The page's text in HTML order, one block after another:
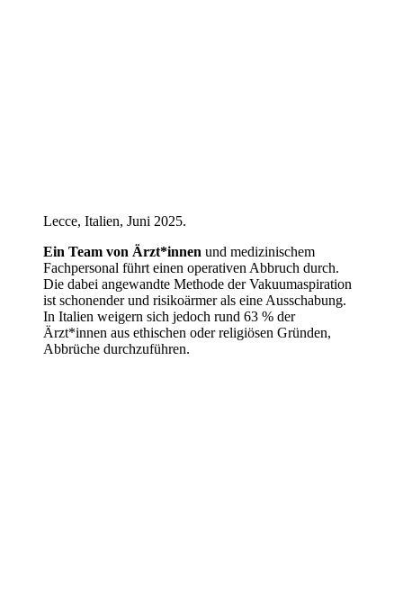
Lecce, Italien, Juni 2025.
Ein Team von Ärzt*innen und medizinischem
Fachpersonal führt einen operativen Abbruch durch.
Die dabei angewandte Methode der Vakuumaspiration
ist schonender und risikoärmer als eine Ausschabung.
In Italien weigern sich jedoch rund 63 % der
Ärzt*innen aus ethischen oder religiösen Gründen,
Abbrüche durchzuführen.